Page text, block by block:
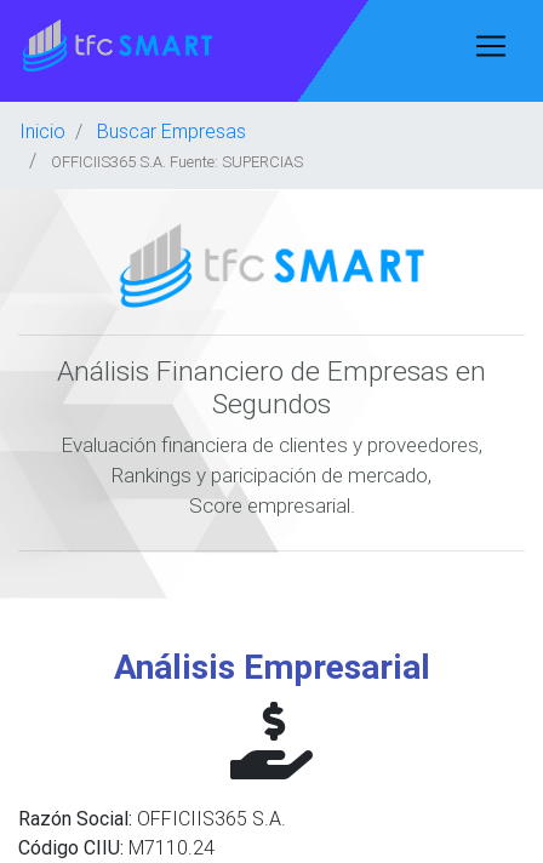
Inicio Buscar Empresas
OFFICIIS365 S.A. Fuente: SUPERCIAS
Análisis Financiero de Empresas en
Segundos
Evaluación financiera de clientes y proveedores,
Rankings y paricipación de mercado,
Score empresarial.
Análisis Empresarial
Razón Social: OFFICIIS365 S.A.
Código CIIU: M7110.24